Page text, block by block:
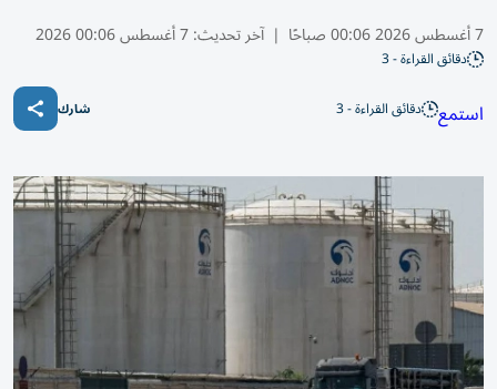
7 أغسطس 2026 00:06 صباحًا | آخر تحديث:7 أغسطس 00:06 2026
دقائق القراءة - 3
استمع دقائق القراءة - 3 شارك